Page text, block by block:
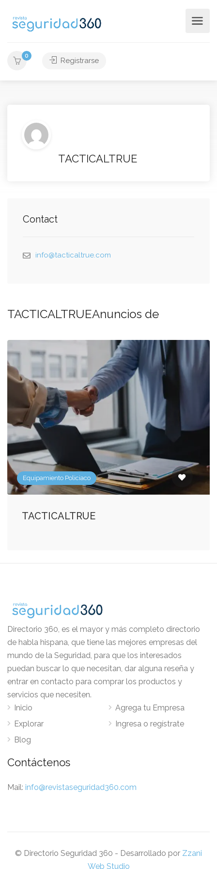
0
Registrarse
TACTICALTRUE
Contact
info@tacticaltrue.com
TACTICALTRUEAnuncios de
Equipamiento Policiaco
TACTICALTRUE
Directorio 360, es el mayor y más completo directorio
de habla hispana, que tiene las mejores empresas del
mundo de la Seguridad, para que los interesados
puedan buscar lo que necesitan, dar alguna reseña y
entrar en contacto para comprar los productos y
servicios que necesiten.
Inicio
Explorar
Blog
Agrega tu Empresa
Ingresa o regístrate
Contáctenos
Mail: info@revistaseguridad360.com
© Directorio Seguridad 360 - Desarrollado por Zzani
Web Studio